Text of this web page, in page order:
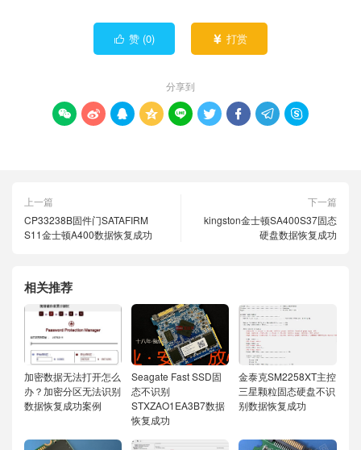
 赞 (0)  打赏
分享到
        
上一篇
CP33238B固件门SATAFIRM
S11金士顿A400数据恢复成功
下一篇
kingston金士顿SA400S37固态
硬盘数据恢复成功
相关推荐
加密数据无法打开怎么
办？加密分区无法识别
数据恢复成功案例
Seagate Fast SSD固
态不识别
STXZAO1EA3B7数据
恢复成功
金泰克SM2258XT主控
三星颗粒固态硬盘不识
别数据恢复成功